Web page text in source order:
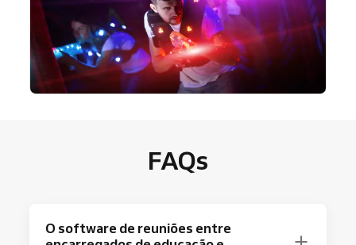
FAQs
O software de reuniões entre